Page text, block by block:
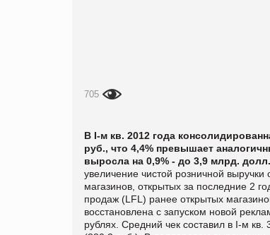
705
В І-м кв. 2012 года
руб., что 4,4% превышает
выросла на 0,9% - до 3,9 млрд. долл.
увеличение чистой розничной
магазинов, открытых за последние 2
продаж (LFL) ранее открытых
восстановлена с запуском новой
рублях. Средний чек составил в І-м кв